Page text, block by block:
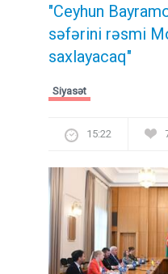
"Ceyhun
səfərini rəsmi
saxlayacaq"
Siyasət
15:22